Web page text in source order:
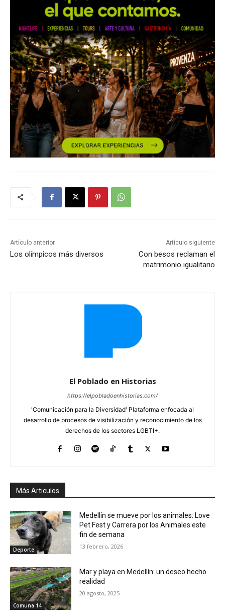
Artículo anterior
Los olímpicos más diversos
Artículo siguiente
Con besos reclaman el
matrimonio igualitario
El Poblado en Historias
https://elpobladoenhistorias.com/
'Comunicación para la Diversidad' Plataforma enfocada al
desarrollo de procesos de visibilización y reconocimiento de los
derechos de los sectores LGBTI+.
Más Articulos
Deporte
Medellín se mueve por los animales: Love
Pet Fest y Carrera por los Animales este
fin de semana
13 febrero, 2026
Comuna 14
Mar y playa en Medellín: un deseo hecho
realidad
20 agosto, 2025